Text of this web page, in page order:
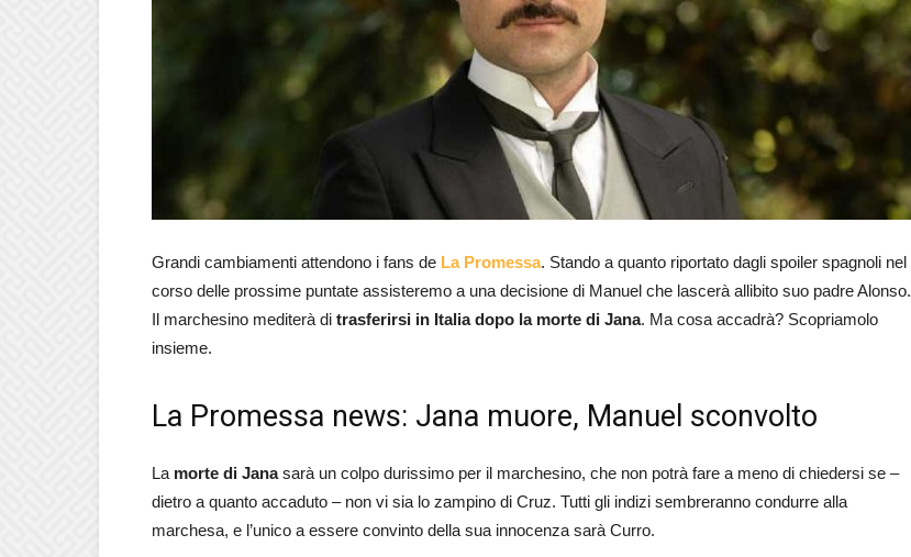
Grandi cambiamenti attendono i fans de La Promessa. Stando a quanto riportato dagli spoiler spagnoli nel
corso delle prossime puntate assisteremo a una decisione di Manuel che lascerà allibito suo padre Alonso.
Il marchesino mediterà di trasferirsi in Italia dopo la morte di Jana. Ma cosa accadrà? Scopriamolo
insieme.
La Promessa news: Jana muore, Manuel sconvolto
La morte di Janasarà un colpo durissimo per il marchesino, che non potrà fare a meno di chiedersi se –
dietro a quanto accaduto – non vi sia lo zampino di Cruz. Tutti gli indizi sembreranno condurre alla
marchesa, e l’unico a essere convinto della sua innocenza sarà Curro.